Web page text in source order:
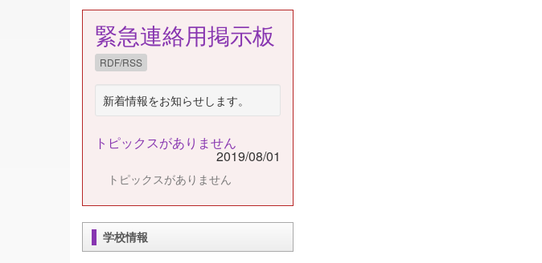
緊急連絡用掲示板
RDF/RSS
新着情報をお知らせします。
トピックスがありません
2019/08/01
トピックスがありません
学校情報